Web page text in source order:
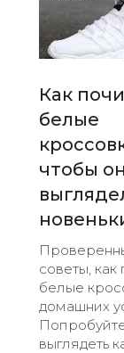
Как
белые
чтобы
советы, как
белые
домашних
выглядеть